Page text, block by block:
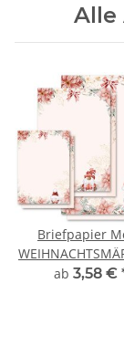
Alle
Briefpapier
ab 3,58 €